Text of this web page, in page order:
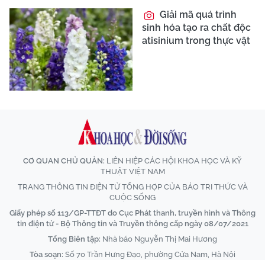
Giải mã quá trình
sinh hóa tạo ra chất độc
atisinium trong thực vật
CƠ QUAN CHỦ QUẢN: LIÊN HIỆP CÁC HỘI KHOA HỌC VÀ KỸ
THUẬT VIỆT NAM
TRANG THÔNG TIN ĐIỆN TỬ TỔNG HỢP CỦA BÁO TRI THỨC VÀ
CUỘC SỐNG
Giấy phép số 113/GP-TTĐT do Cục Phát thanh, truyền hình và Thông
tin điện tử - Bộ Thông tin và Truyền thông cấp ngày 08/07/2021
Tổng Biên tập: Nhà báo Nguyễn Thị Mai Hương
Tòa soạn: Số 70 Trần Hưng Đạo, phường Cửa Nam, Hà Nội